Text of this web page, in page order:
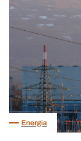
Energia